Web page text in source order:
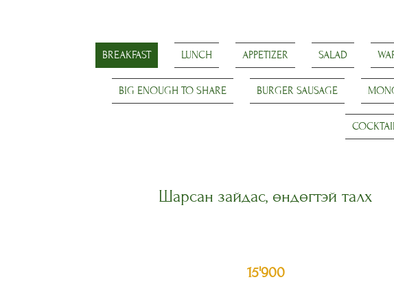
BREAKFAST LUNCH APPETIZER SALAD
BIG ENOUGH TO SHARE BURGER SAUSAGE
Шарсан зайдас, өндөгтэй талх
15'900